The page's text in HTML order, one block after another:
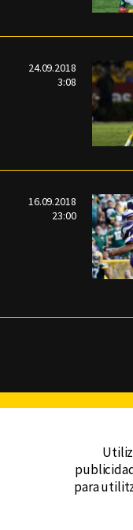
24.09.2018
3:08
16.09.2018
23:00
© CANAL 6 2026
total o parcial,
para